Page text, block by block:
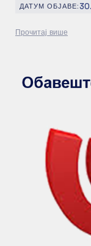
ДАТУМ ОБЈАВЕ:
Прочитај више